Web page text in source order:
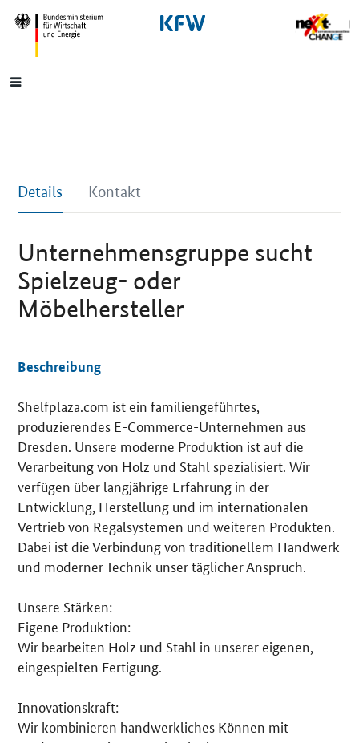
SrOnlyNavigation
Hauptmenü
Details Kontakt
Unternehmensgruppe sucht
Spielzeug- oder
Möbelhersteller
Details
Beschreibung
Shelfplaza.com ist ein familiengeführtes,
produzierendes E-Commerce-Unternehmen aus
Dresden. Unsere moderne Produktion ist auf die
Verarbeitung von Holz und Stahl spezialisiert. Wir
verfügen über langjährige Erfahrung in der
Entwicklung, Herstellung und im internationalen
Vertrieb von Regalsystemen und weiteren Produkten.
Dabei ist die Verbindung von traditionellem Handwerk
und moderner Technik unser täglicher Anspruch.
Unsere Stärken:
Eigene Produktion:
Wir bearbeiten Holz und Stahl in unserer eigenen,
eingespielten Fertigung.
Innovationskraft:
Wir kombinieren handwerkliches Können mit